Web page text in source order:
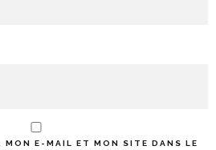
MON E-MAIL ET MON SITE DANS LE